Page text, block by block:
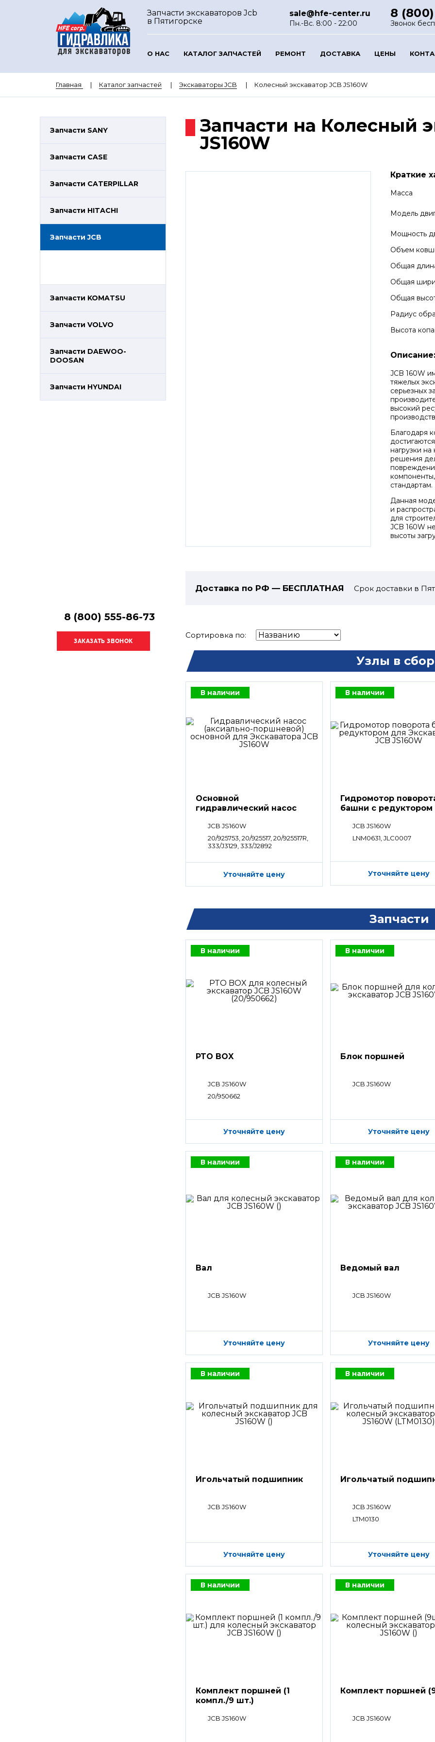
Запчасти экскаваторов Jcb
в Пятигорске
sale@hfe-center.ru
Пн.-Вс. 8:00 - 22:00
8
Звонок
О НАС КАТАЛОГ ЗАПЧАСТЕЙ РЕМОНТ ДОСТАВКА ЦЕНЫ
Главная Каталог запчастей Экскаваторы JCB Колесный экскаватор JCB JS160W
Запчасти SANY
Запчасти CASE
Запчасти CATERPILLAR
Запчасти HITACHI
Запчасти JCB
Запчасти KOMATSU
Запчасти VOLVO
Запчасти DAEWOO-
DOOSAN
Запчасти HYUNDAI
8 (800) 555-86-73
Запчасти на Колесный
JS160W
Краткие
Масса
Модель
Мощность
Объем
Общая
Общая
Общая
Радиус
Высота
Описание:
JCB 160W
тяжелых
серьезных
высокий
Благодаря
нагрузки
решения
стандартам.
Данная
и
для
JCB 160W
высоты
Доставка по РФ — БЕСПЛАТНАЯ Срок доставки в
Сортировка по:
Узлы в
В наличии
Основной
гидравлический насос
JCB JS160W
20/925753, 20/925517, 20/925517R,
333/J3129, 333/J2892
Уточняйте цену
В наличии
Гидромотор
башни с редуктором
JCB JS160W
LNM0631, JLC0007
Уточняйте цену
Запчасти
В наличии
PTO BOX
JCB JS160W
20/950662
Уточняйте цену
В наличии
Блок поршней
JCB JS160W
Уточняйте цену
В наличии
Вал
JCB JS160W
Уточняйте цену
В наличии
Ведомый вал
JCB JS160W
Уточняйте цену
В наличии
Игольчатый подшипник
JCB JS160W
Уточняйте цену
В наличии
Игольчатый
JCB JS160W
LTM0130
Уточняйте цену
В наличии
Комплект поршней (1
компл./9 шт.)
JCB JS160W
В наличии
Комплект поршней
JCB JS160W